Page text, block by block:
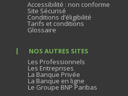
Accessibilité : non conforme
Site Sécurisé
Conditions d’éligibilité
Tarifs et conditions
Glossaire
NOS AUTRES SITES
Les Professionnels
Les Entreprises
La Banque Privée
La Banque en ligne
Le Groupe BNP Paribas